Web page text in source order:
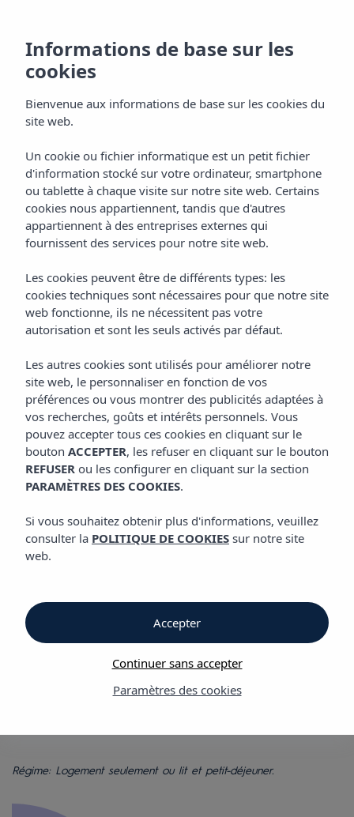
Cuisine
Appart'hôtel Vibra Club Maritim
Appart'hôtel Vibra Club Maritim
CUISINE
Cuisine
Cuisine
Vibra Club Marítim vous propose un petit-déjeuner
différentes et qui vous feront apprécier le premier repas de la
journée. Rechargez vos batteries et partez à la découverte de
l’île après ce petit-déjeuner complet et plein d’énergie.
Vibra Club Marítim, dispose également d’un Bar-
piscine, avec sa carte de boissons, rafraîchissements et snacks,
Régime: Logement seulement ou lit et petit-déjeuner.
Informations de base sur les
cookies
Bienvenue aux informations de base sur les cookies du
site web.
Un cookie ou fichier informatique est un petit fichier
d'information stocké sur votre ordinateur, smartphone
ou tablette à chaque visite sur notre site web. Certains
cookies nous appartiennent, tandis que d'autres
appartiennent à des entreprises externes qui
fournissent des services pour notre site web.
Les cookies peuvent être de différents types: les
cookies techniques sont nécessaires pour que notre site
web fonctionne, ils ne nécessitent pas votre
autorisation et sont les seuls activés par défaut.
Les autres cookies sont utilisés pour améliorer notre
site web, le personnaliser en fonction de vos
préférences ou vous montrer des publicités adaptées à
vos recherches, goûts et intérêts personnels. Vous
pouvez accepter tous ces cookies en cliquant sur le
bouton ACCEPTER, les refuser en cliquant sur le bouton
REFUSER ou les configurer en cliquant sur la section
PARAMÈTRES DES COOKIES.
Si vous souhaitez obtenir plus d'informations, veuillez
consulter la POLITIQUE DE COOKIES sur notre site
web.
Paramètres des cookies
Continuer sans accepter
Accepter